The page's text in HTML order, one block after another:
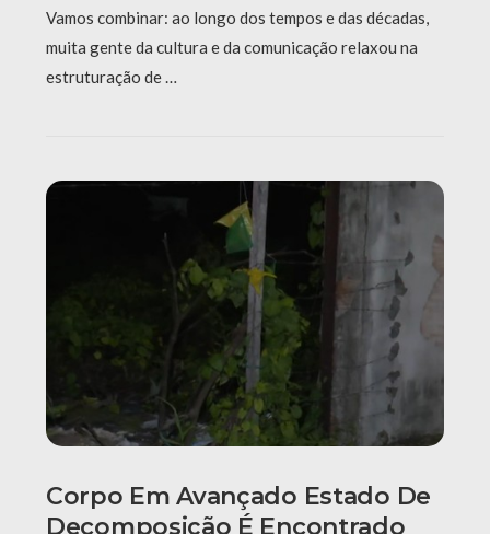
Vamos combinar: ao longo dos tempos e das décadas,
muita gente da cultura e da comunicação relaxou na
estruturação de …
Corpo Em Avançado Estado De
Decomposição É Encontrado